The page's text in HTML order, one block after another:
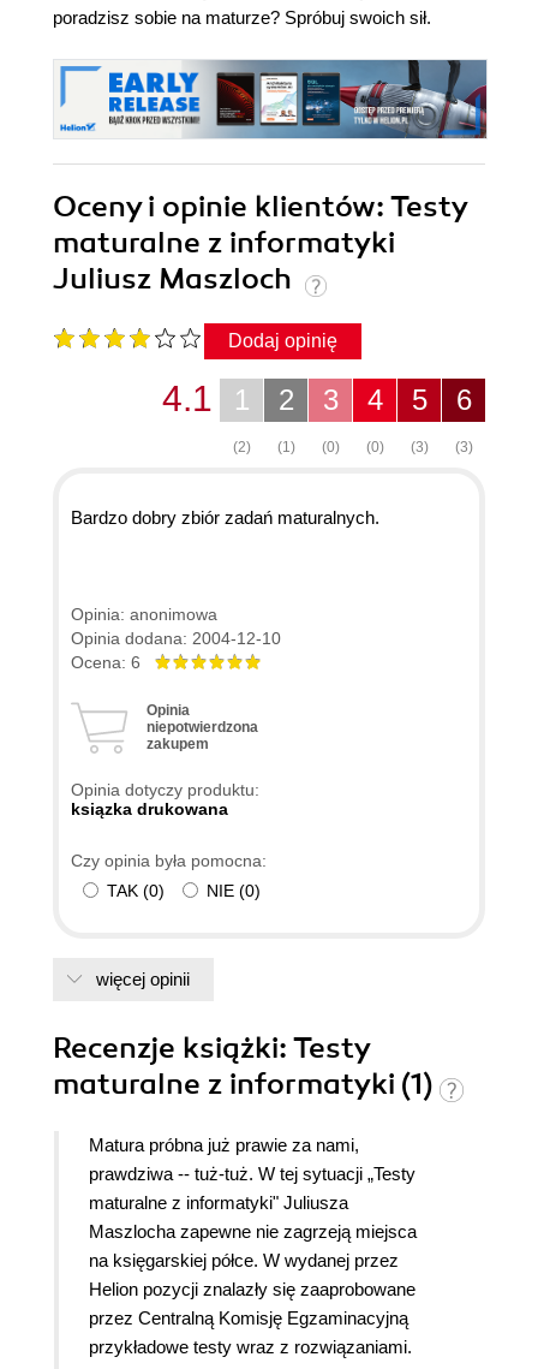
poradzisz sobie na maturze? Spróbuj swoich sił.
Oceny i opinie klientów: Testy
maturalne z informatyki
Juliusz Maszloch
Dodaj opinię
6
(3)
5
(3)
4
(0)
3
(0)
2
(1)
1
(2)
4.1
Bardzo dobry zbiór zadań maturalnych.
Opinia: anonimowa
Opinia dodana: 2004-12-10
Ocena: 6
Opinia
niepotwierdzona
zakupem
Opinia dotyczy produktu:
ksiązka drukowana
Czy opinia była pomocna:
TAK (0) NIE (0)
więcej opinii
Recenzje książki: Testy
maturalne z informatyki (1)
Matura próbna już prawie za nami,
prawdziwa -- tuż-tuż. W tej sytuacji „Testy
maturalne z informatyki" Juliusza
Maszlocha zapewne nie zagrzeją miejsca
na księgarskiej półce. W wydanej przez
Helion pozycji znalazły się zaaprobowane
przez Centralną Komisję Egzaminacyjną
przykładowe testy wraz z rozwiązaniami.